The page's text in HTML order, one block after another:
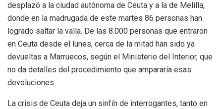
desplazó a la ciudad autónoma de Ceuta y a la de Melilla,
donde en la madrugada de este martes 86 personas han
logrado saltar la valla. De las 8.000 personas que entraron
en Ceuta desde el lunes, cerca de la mitad han sido ya
devueltas a Marruecos, según el Ministerio del Interior, que
no da detalles del procedimiento que ampararía esas
devoluciones.
La crisis de Ceuta deja un sinfín de interrogantes, tanto en